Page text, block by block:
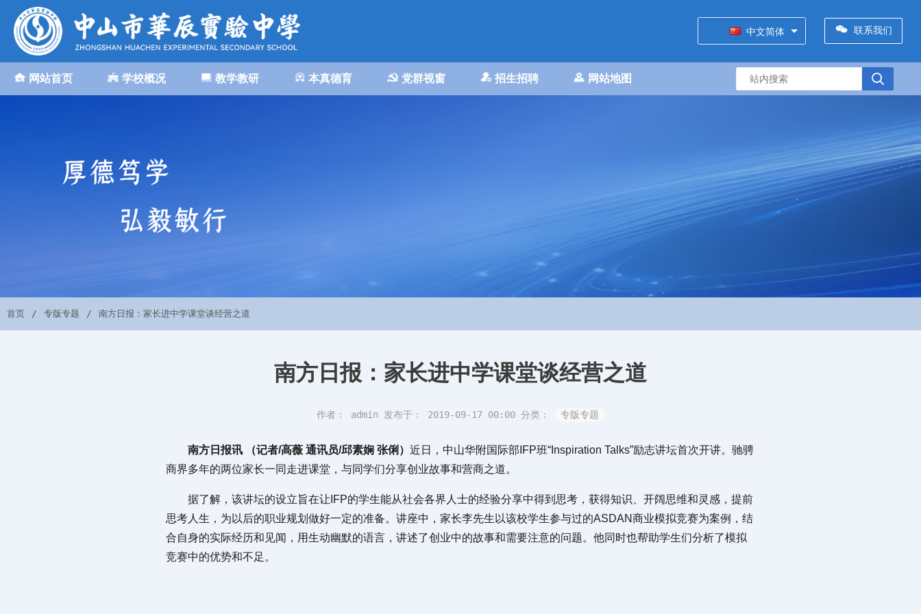
中文简体 联系我们
网站首页 学校概况 教学教研 本真德育 党群视窗 招生招聘 网站地图
首页 专版专题 南方日报：家长进中学课堂谈经营之道
南方日报：家长进中学课堂谈经营之道
作者： admin 发布于： 2019-09-17 00:00 分类： 专版专题
南方日报讯 （记者/高薇 通讯员/邱素娴 张俐） 近日，中山华附国际部IFP班“Inspiration Talks”励志讲坛首次开讲。驰骋
商界多年的两位家长一同走进课堂，与同学们分享创业故事和营商之道。
据了解，该讲坛的设立旨在让IFP的学生能从社会各界人士的经验分享中得到思考，获得知识、开阔思维和灵感，提前
思考人生，为以后的职业规划做好一定的准备。讲座中，家长李先生以该校学生参与过的ASDAN商业模拟竞赛为案例，结
合自身的实际经历和见闻，用生动幽默的语言，讲述了创业中的故事和需要注意的问题。他同时也帮助学生们分析了模拟
竞赛中的优势和不足。